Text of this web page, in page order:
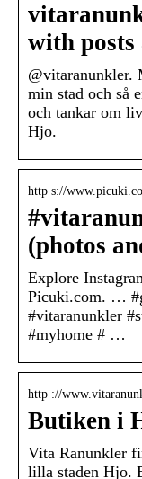
with posts
@vitaranunkler.
min stad och så
och tankar om
Hjo.
http s://
(photos
Explore
Picuki.com. …
#vitaranunkler
#myhome # …
http ://
Butiken i
Vita Ranunkler
lilla staden Hjo.